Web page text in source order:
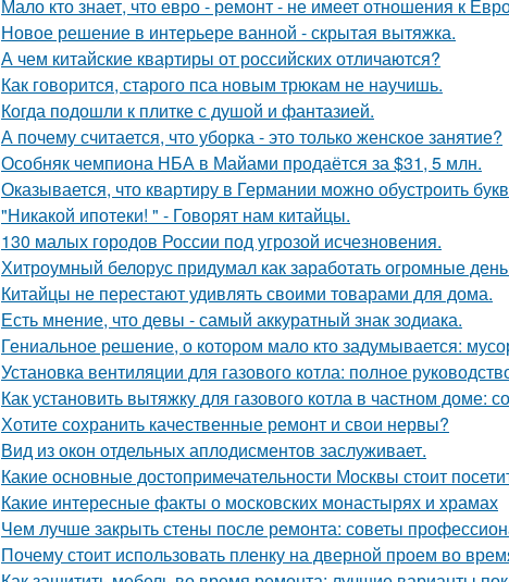
Мало кто знает, что евро - ремонт - не имеет отношения к
Новое решение в интерьере ванной - скрытая вытяжка.
А чем китайские квартиры от российских отличаются?
Как говорится, старого пса новым трюкам не научишь.
Когда подошли к плитке с душой и фантазией.
А почему считается, что уборка - это только женское занятие?
Особняк чемпиона НБА в Майами продаётся за $31, 5 млн.
Оказывается, что квартиру в Германии можно обустроить
"Никакой ипотеки! " - Говорят нам китайцы.
130 малых городов России под угрозой исчезновения.
Хитроумный белорус придумал как заработать огромные
Китайцы не перестают удивлять своими товарами для дома.
Есть мнение, что девы - самый аккуратный знак зодиака.
Гениальное решение, о котором мало кто задумывается:
Установка вентиляции для газового котла: полное
Как установить вытяжку для газового котла в частном доме:
Хотите сохранить качественные ремонт и свои нервы?
Вид из окон отдельных аплодисментов заслуживает.
Какие основные достопримечательности Москвы стоит
Какие интересные факты о московских монастырях и храмах
Чем лучше закрыть стены после ремонта: советы
Почему стоит использовать пленку на дверной проем во